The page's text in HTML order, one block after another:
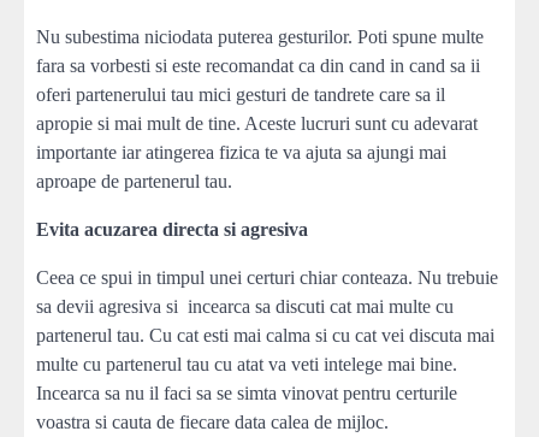
Nu subestima niciodata puterea gesturilor. Poti spune multe
fara sa vorbesti si este recomandat ca din cand in cand sa ii
oferi partenerului tau mici gesturi de tandrete care sa il
apropie si mai mult de tine. Aceste lucruri sunt cu adevarat
importante iar atingerea fizica te va ajuta sa ajungi mai
aproape de partenerul tau.
Evita acuzarea directa si agresiva
Ceea ce spui in timpul unei certuri chiar conteaza. Nu trebuie
sa devii agresiva si incearca sa discuti cat mai multe cu
partenerul tau. Cu cat esti mai calma si cu cat vei discuta mai
multe cu partenerul tau cu atat va veti intelege mai bine.
Incearca sa nu il faci sa se simta vinovat pentru certurile
voastra si cauta de fiecare data calea de mijloc.